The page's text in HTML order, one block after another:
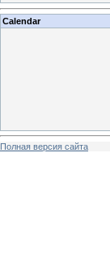
Calendar
Полная версия сайта